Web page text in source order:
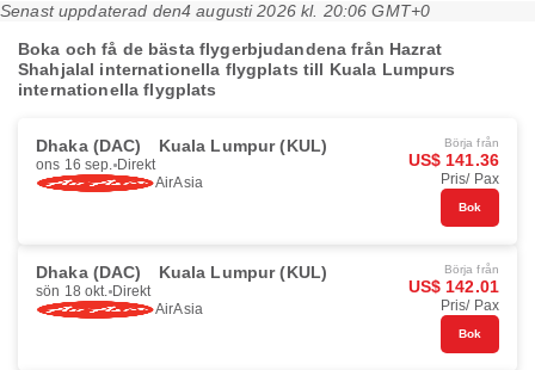
Senast uppdaterad den4 augusti 2026 kl. 20:06 GMT+0
Boka och få de bästa flygerbjudandena från Hazrat
Shahjalal internationella flygplats till Kuala Lumpurs
internationella flygplats
Dhaka (DAC) Kuala Lumpur (KUL)
ons 16 sep. Direkt
AirAsia
Börja från
US$ 141.36
Pris/ Pax
Bok
Dhaka (DAC) Kuala Lumpur (KUL)
sön 18 okt. Direkt
AirAsia
Börja från
US$ 142.01
Pris/ Pax
Bok